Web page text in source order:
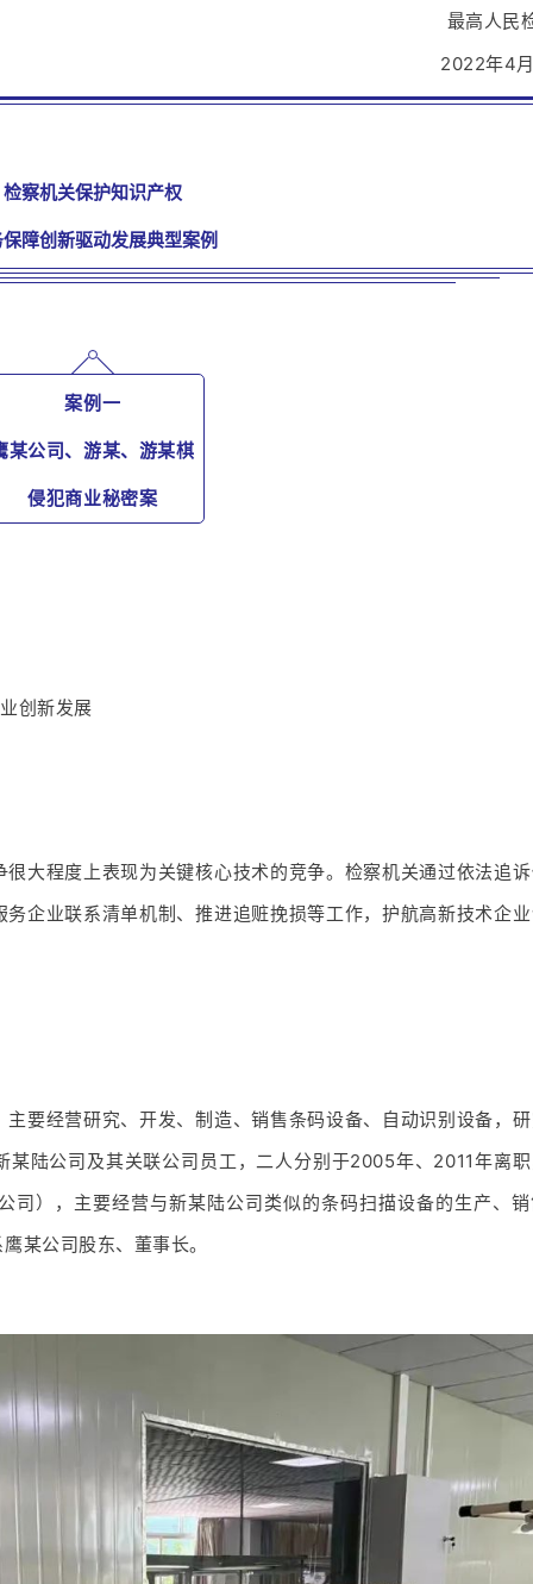
最高人民检
2022年4月
检察机关保护知识产权
障创新驱动发展典型案例
案例一
某公司、游某、游某棋
侵犯商业秘密案
创新发展
大程度上表现为关键核心技术的竞争。检察机关通过依法追
企业联系清单机制、推进追赃挽损等工作，护航高新技术企
要经营研究、开发、制造、销售条码设备、自动识别设备，
陆公司及其关联公司员工，二人分别于2005年、2011年离职
司），主要经营与新某陆公司类似的条码扫描设备的生产、
某公司股东、董事长。